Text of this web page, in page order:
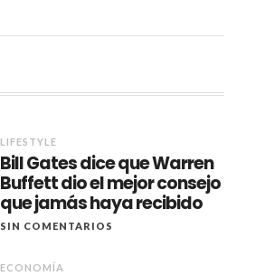
LIFESTYLE
Bill Gates dice que Warren
Buffett dio el mejor consejo
que jamás haya recibido
SIN COMENTARIOS
ECONOMÍA